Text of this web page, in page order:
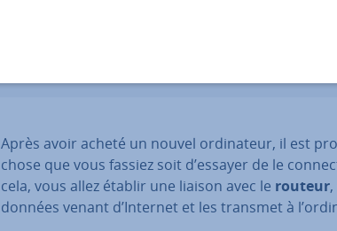
Après avoir acheté un nouvel or­di­na­teur, il est
chose que vous fassiez soit d’essayer de le
cela, vous allez établir une liaison avec le routeur
données venant d’Internet et les transmet à